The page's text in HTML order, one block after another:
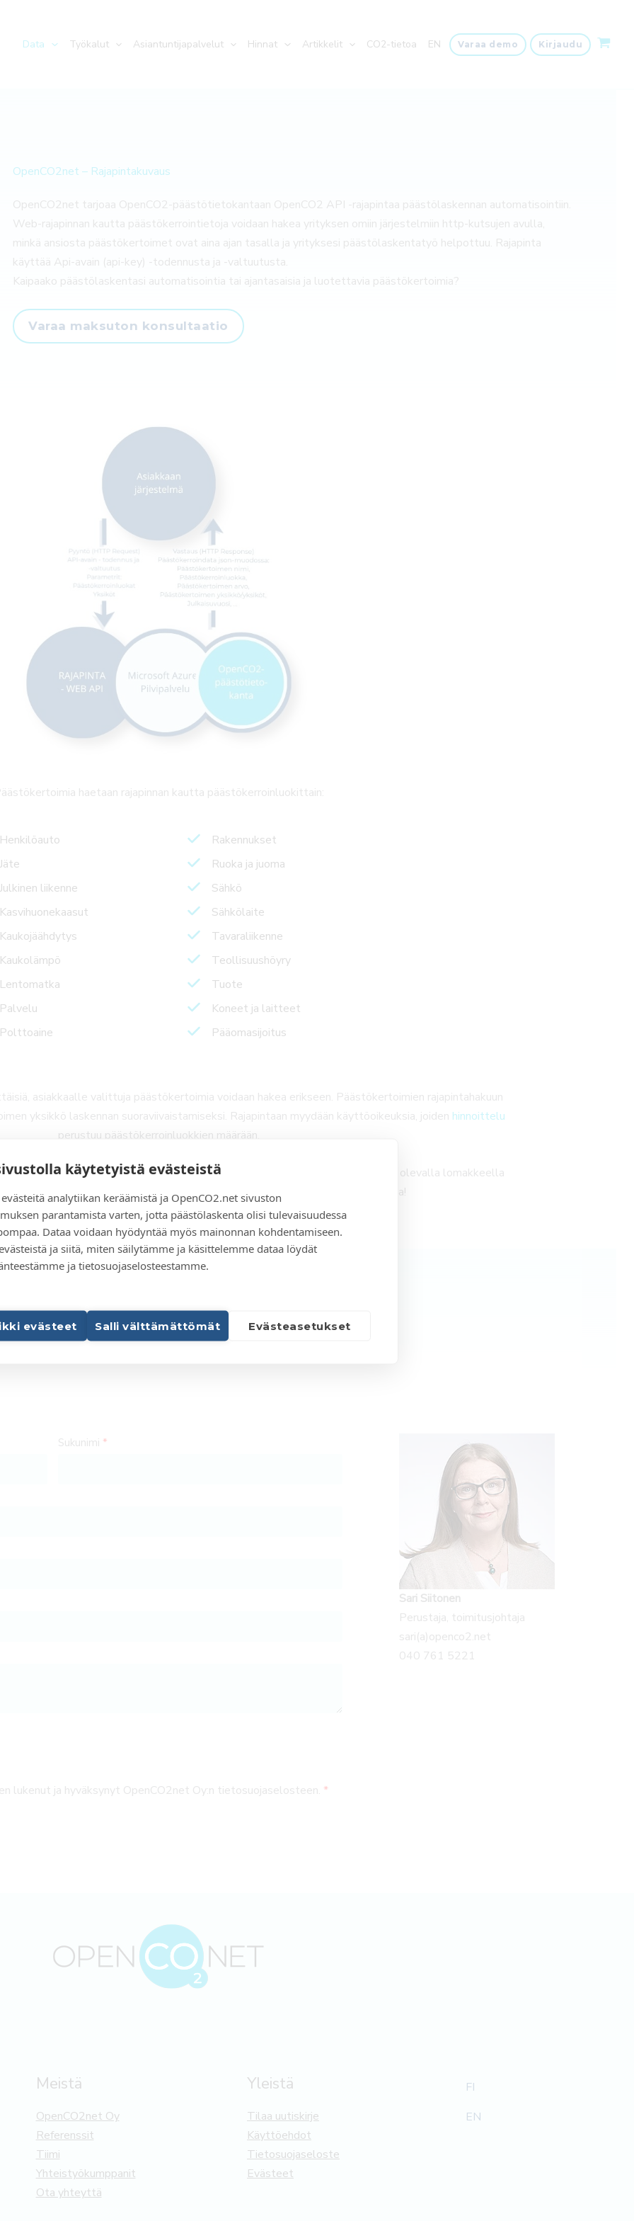
käytetyistä evästeistä
analytiikan keräämistä ja OpenCO2.net sivuston
parantamista varten, jotta päästölaskenta olisi tulevaisuudessa
Dataa voidaan hyödyntää myös mainonnan kohdentamiseen.
ja siitä, miten säilytämme ja käsittelemme dataa löydät
ja tietosuojaselosteestamme.
evästeet Salli välttämättömät Evästeasetukset
Data Työkalut Asiantuntijapalvelut Hinnat Artikkelit CO2-tietoa EN Varaa demo Kirjaudu
OpenCO2net – Rajapintakuvaus
OpenCO2net tarjoaa OpenCO2-päästötietokantaan OpenCO2 API -rajapintaa päästölaskennan automatisointiin.
Web-rajapinnan kautta päästökerrointietoja voidaan hakea yrityksen omiin järjestelmiin http-kutsujen avulla,
minkä ansiosta päästökertoimet ovat aina ajan tasalla ja yrityksesi päästölaskentatyö helpottuu. Rajapinta
käyttää Api-avain (api-key) -todennusta ja -valtuutusta.
Kaipaako päästölaskentasi automatisointia tai ajantasaisia ja luotettavia päästökertoimia?
Varaa maksuton konsultaatio
haetaan rajapinnan kautta päästökerroinluokittain:
Henkilöauto
Jäte
Julkinen liikenne
Kasvihuonekaasut
Kaukojäähdytys
Kaukolämpö
Lentomatka
Palvelu
Polttoaine
Rakennukset
Ruoka ja juoma
Sähkö
Sähkölaite
Tavaraliikenne
Teollisuushöyry
Tuote
Koneet ja laitteet
Pääomasijoitus
asiakkaalle valittuja päästökertoimia voidaan hakea erikseen. Päästökertoimien rajapintahakuun
yksikkö laskennan suoraviivaistamiseksi. Rajapintaan myydään käyttöoikeuksia, joiden hinnoittelu
perustuu päästökerroinluokkien määrään.
päästötietokannasta ja helpota yrityksesi laskentaprojektia. Varaa alla olevalla lomakkeella
niin mietitään yhdessä, miten päästölaskentasi voitaisiin automatisoida!
Sukunimi
lukenut ja hyväksynyt OpenCO2net Oy:n tietosuojaselosteen.
Sari Siitonen
Perustaja, toimitusjohtaja
sari(a)openco2.net
040 761 5221
Meistä
OpenCO2net Oy
Referenssit
Tiimi
Yhteistyökumppanit
Ota yhteyttä
Yleistä
Tilaa uutiskirje
Käyttöehdot
Tietosuojaseloste
Evästeet
FI
EN